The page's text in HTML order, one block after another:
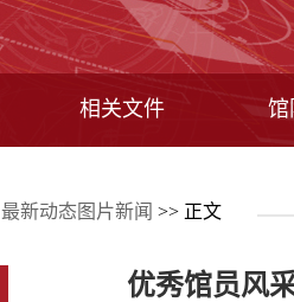
相关文件 馆
最新动态图片新闻 >> 正文
优秀馆员风